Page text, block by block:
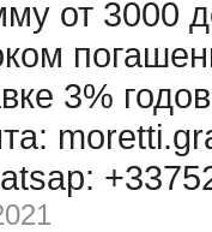
от 3000
3%